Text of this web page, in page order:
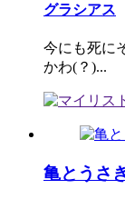
グラシアス
今にも死に
かわ(？)...
亀とうさ